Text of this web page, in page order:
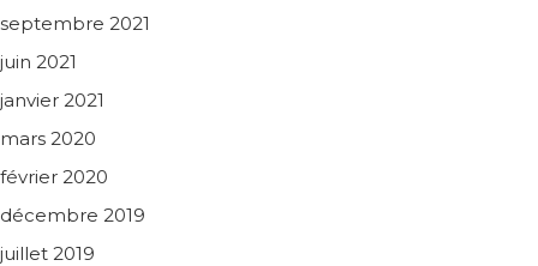
septembre 2021
juin 2021
janvier 2021
mars 2020
février 2020
décembre 2019
juillet 2019